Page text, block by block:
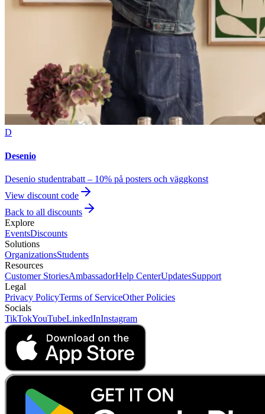
D
Desenio
Desenio studentrabatt – 10% på posters och väggkonst
View discount code
Back to all discounts
Explore
EventsDiscounts
Solutions
OrganizationsStudents
Resources
Customer StoriesAmbassadorHelp CenterUpdatesSupport
Legal
Privacy PolicyTerms of ServiceOther Policies
Socials
TikTokYouTubeLinkedInInstagram